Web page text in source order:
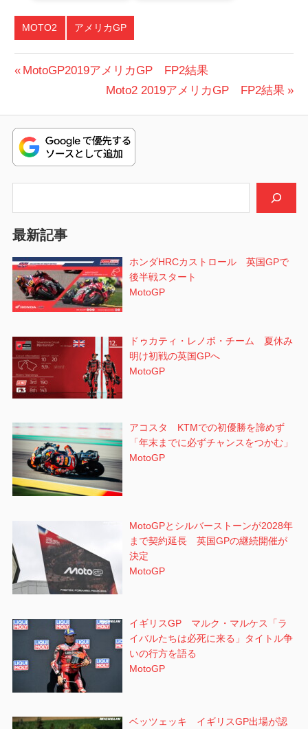
MOTO2 アメリカGP
投
ナ
ビ
ゲ
ー
シ
ョ
ン
前
稿:
MotoGP2019アメリカGP FP2結果
次
投
稿:
Moto2 2019アメリカGP FP2結果
最新記事
ホンダHRCカストロール 英国GPで
後半戦スタート
MotoGP
ドゥカティ・レノボ・チーム 夏休み
明け初戦の英国GPへ
MotoGP
アコスタ KTMでの初優勝を諦めず
「年末までに必ずチャンスをつかむ」
MotoGP
MotoGPとシルバーストーンが2028年
まで契約延長 英国GPの継続開催が
決定
MotoGP
イギリスGP マルク・マルケス「ラ
イバルたちは必死に来る」タイトル争
いの行方を語る
MotoGP
ベッツェッキ イギリスGP出場が認